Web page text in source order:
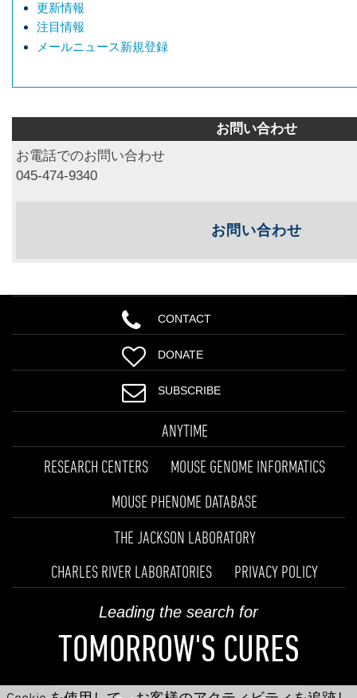
更新情報
注目情報
メールニュース新規登録
お問い合わせ
お電話でのお問い合わせ
045-474-9340
お問い合わせ
CONTACT
DONATE
SUBSCRIBE
ANYTIME
RESEARCH CENTERS
MOUSE GENOME INFORMATICS
MOUSE PHENOME DATABASE
THE JACKSON LABORATORY
CHARLES RIVER LABORATORIES
PRIVACY POLICY
Leading the search for
TOMORROW'S CURES